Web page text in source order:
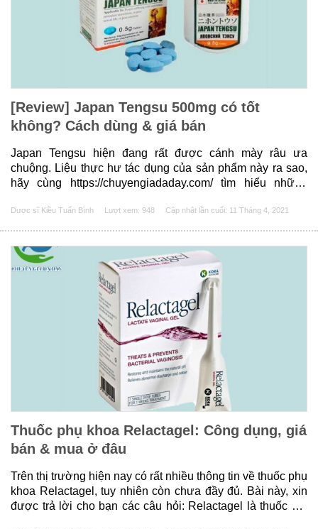
[Review] Japan Tengsu 500mg có tốt
không? Cách dùng & giá bán
Japan Tengsu hiện đang rất được cánh mày râu ưa
chuộng. Liệu thực hư tác dụng của sản phẩm này ra sao,
hãy cùng https://chuyengiadaday.com/ tìm hiểu những
bạn những câu hỏi Japan Tengsu 500mg có tốt không?
Cách dùng &......
Dược sĩ Kiều Tuấn Bình Lượt xem: 948 Cập nhật lần cuối: 11 Tháng 4, 2021
Thuốc phụ khoa Relactagel: Công dụng, giá
bán & mua ở đâu
Trên thị trường hiện nay có rất nhiều thông tin về thuốc phụ
khoa Relactagel, tuy nhiên còn chưa đầy đủ. Bài này, xin
được trả lời cho bạn các câu hỏi: Relactagel là thuốc gì?